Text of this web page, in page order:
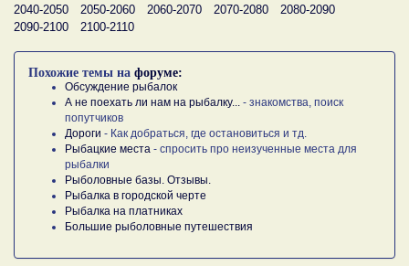
2040-2050
2050-2060 2060-2070 2070-2080
2080-2090
2090-2100
2100-2110
Похожие темы на форуме:
Обсуждение рыбалок
А не поехать ли нам на рыбалку...
- знакомства, поиск
попутчиков
Дороги - Как добраться, где остановиться и тд.
Рыбацкие места - спросить про неизученные места для
рыбалки
Рыболовные базы. Отзывы.
Рыбалка в городской черте
Рыбалка на платниках
Большие рыболовные путешествия